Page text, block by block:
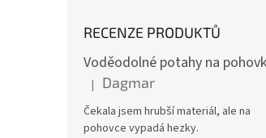
RECENZE PRODUKTŮ
Hodnocení produktu je 4 z 5 hvězdiček.
| Dagmar
Čekala jsem hrubší materiál, ale na
pohovce vypadá hezky.